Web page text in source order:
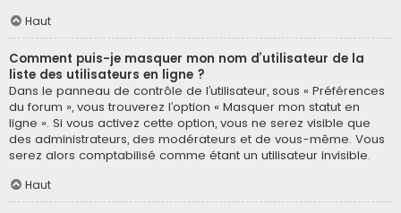
Haut
Comment puis-je masquer mon nom d’utilisateur de la
liste des utilisateurs en ligne ?
Dans le panneau de contrôle de l’utilisateur, sous « Préférences
du forum », vous trouverez l’option « Masquer mon statut en
ligne ». Si vous activez cette option, vous ne serez visible que
des administrateurs, des modérateurs et de vous-même. Vous
serez alors comptabilisé comme étant un utilisateur invisible.
Haut